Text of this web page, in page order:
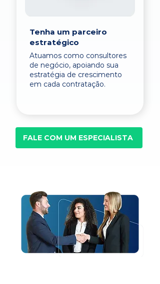
Tenha um parceiro
estratégico
Atuamos como consultores
de negócio, apoiando sua
estratégia de crescimento
em cada contratação.
FALE COM UM ESPECIALISTA